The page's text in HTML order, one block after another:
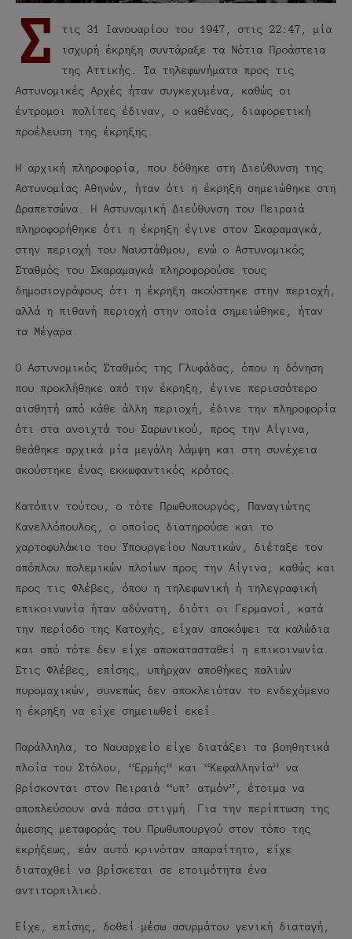
Σ
τις 31 Ιανουαρίου του 1947, στις 22:47, μία
ισχυρή έκρηξη συντάραξε τα Νότια Προάστεια
της Αττικής. Τα τηλεφωνήματα προς τις
Αστυνομικές Αρχές ήταν συγκεχυμένα, καθώς οι
έντρομοι πολίτες έδιναν, ο καθένας, διαφορετική
προέλευση της έκρηξης.
Η αρχική πληροφορία, που δόθηκε στη Διεύθυνση της
Αστυνομίας Αθηνών, ήταν ότι η έκρηξη σημειώθηκε στη
Δραπετσώνα. Η Αστυνομική Διεύθυνση του Πειραιά
πληροφορήθηκε ότι η έκρηξη έγινε στον Σκαραμαγκά,
στην περιοχή του Ναυστάθμου, ενώ ο Αστυνομικός
Σταθμός του Σκαραμαγκά πληροφορούσε τους
δημοσιογράφους ότι η έκρηξη ακούστηκε στην περιοχή,
αλλά η πιθανή περιοχή στην οποία σημειώθηκε, ήταν
τα Μέγαρα.
Ο Αστυνομικός Σταθμός της Γλυφάδας, όπου η δόνηση
που προκλήθηκε από την έκρηξη, έγινε περισσότερο
αισθητή από κάθε άλλη περιοχή, έδινε την πληροφορία
ότι στα ανοιχτά του Σαρωνικού, προς την Αίγινα,
θεάθηκε αρχικά μία μεγάλη λάμψη και στη συνέχεια
ακούστηκε ένας εκκωφαντικός κρότος.
Κατόπιν τούτου, ο τότε Πρωθυπουργός, Παναγιώτης
Κανελλόπουλος, ο οποίος διατηρούσε και το
χαρτοφυλάκιο του Υπουργείου Ναυτικών, διέταξε τον
απόπλου πολεμικών πλοίων προς την Αίγινα, καθώς και
προς τις Φλέβες, όπου η τηλεφωνική ή τηλεγραφική
επικοινωνία ήταν αδύνατη, διότι οι Γερμανοί, κατά
την περίοδο της Κατοχής, είχαν αποκόψει τα καλώδια
και από τότε δεν είχε αποκατασταθεί η επικοινωνία.
Στις Φλέβες, επίσης, υπήρχαν αποθήκες παλιών
πυρομαχικών, συνεπώς δεν αποκλειόταν το ενδεχόμενο
η έκρηξη να είχε σημειωθεί εκεί.
Παράλληλα, το Ναυαρχείο είχε διατάξει τα βοηθητικά
πλοία του Στόλου, “Ερμής” και “Κεφαλληνία” να
βρίσκονται στον Πειραιά “υπ’ ατμόν”, έτοιμα να
αποπλεύσουν ανά πάσα στιγμή. Για την περίπτωση της
άμεσης μεταφοράς του Πρωθυπουργού στον τόπο της
εκρήξεως, εάν αυτό κρινόταν απαραίτητο, είχε
διαταχθεί να βρίσκεται σε ετοιμότητα ένα
αντιτορπιλικό.
Είχε, επίσης, δοθεί μέσω ασυρμάτου γενική διαταγή,